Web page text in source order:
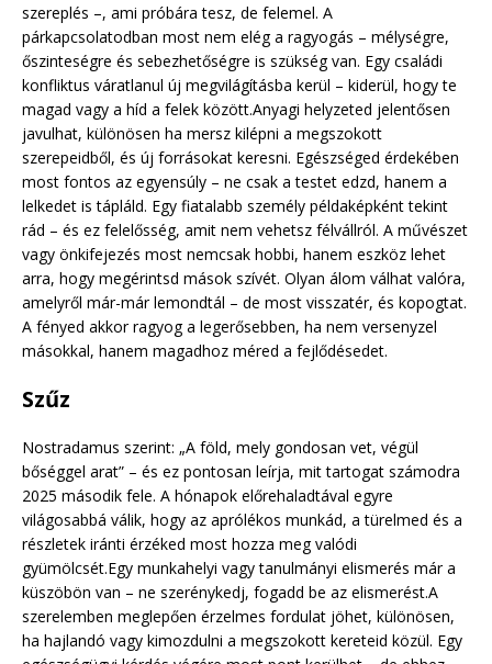
szereplés –, ami próbára tesz, de felemel. A
párkapcsolatodban most nem elég a ragyogás – mélységre,
őszinteségre és sebezhetőségre is szükség van. Egy családi
konfliktus váratlanul új megvilágításba kerül – kiderül, hogy te
magad vagy a híd a felek között.Anyagi helyzeted jelentősen
javulhat, különösen ha mersz kilépni a megszokott
szerepeidből, és új forrásokat keresni. Egészséged érdekében
most fontos az egyensúly – ne csak a testet edzd, hanem a
lelkedet is tápláld. Egy fiatalabb személy példaképként tekint
rád – és ez felelősség, amit nem vehetsz félvállról. A művészet
vagy önkifejezés most nemcsak hobbi, hanem eszköz lehet
arra, hogy megérintsd mások szívét. Olyan álom válhat valóra,
amelyről már-már lemondtál – de most visszatér, és kopogtat.
A fényed akkor ragyog a legerősebben, ha nem versenyzel
másokkal, hanem magadhoz méred a fejlődésedet.
Szűz
Nostradamus szerint: „A föld, mely gondosan vet, végül
bőséggel arat” – és ez pontosan leírja, mit tartogat számodra
2025 második fele. A hónapok előrehaladtával egyre
világosabbá válik, hogy az aprólékos munkád, a türelmed és a
részletek iránti érzéked most hozza meg valódi
gyümölcsét.Egy munkahelyi vagy tanulmányi elismerés már a
küszöbön van – ne szerénykedj, fogadd be az elismerést.A
szerelemben meglepően érzelmes fordulat jöhet, különösen,
ha hajlandó vagy kimozdulni a megszokott kereteid közül. Egy